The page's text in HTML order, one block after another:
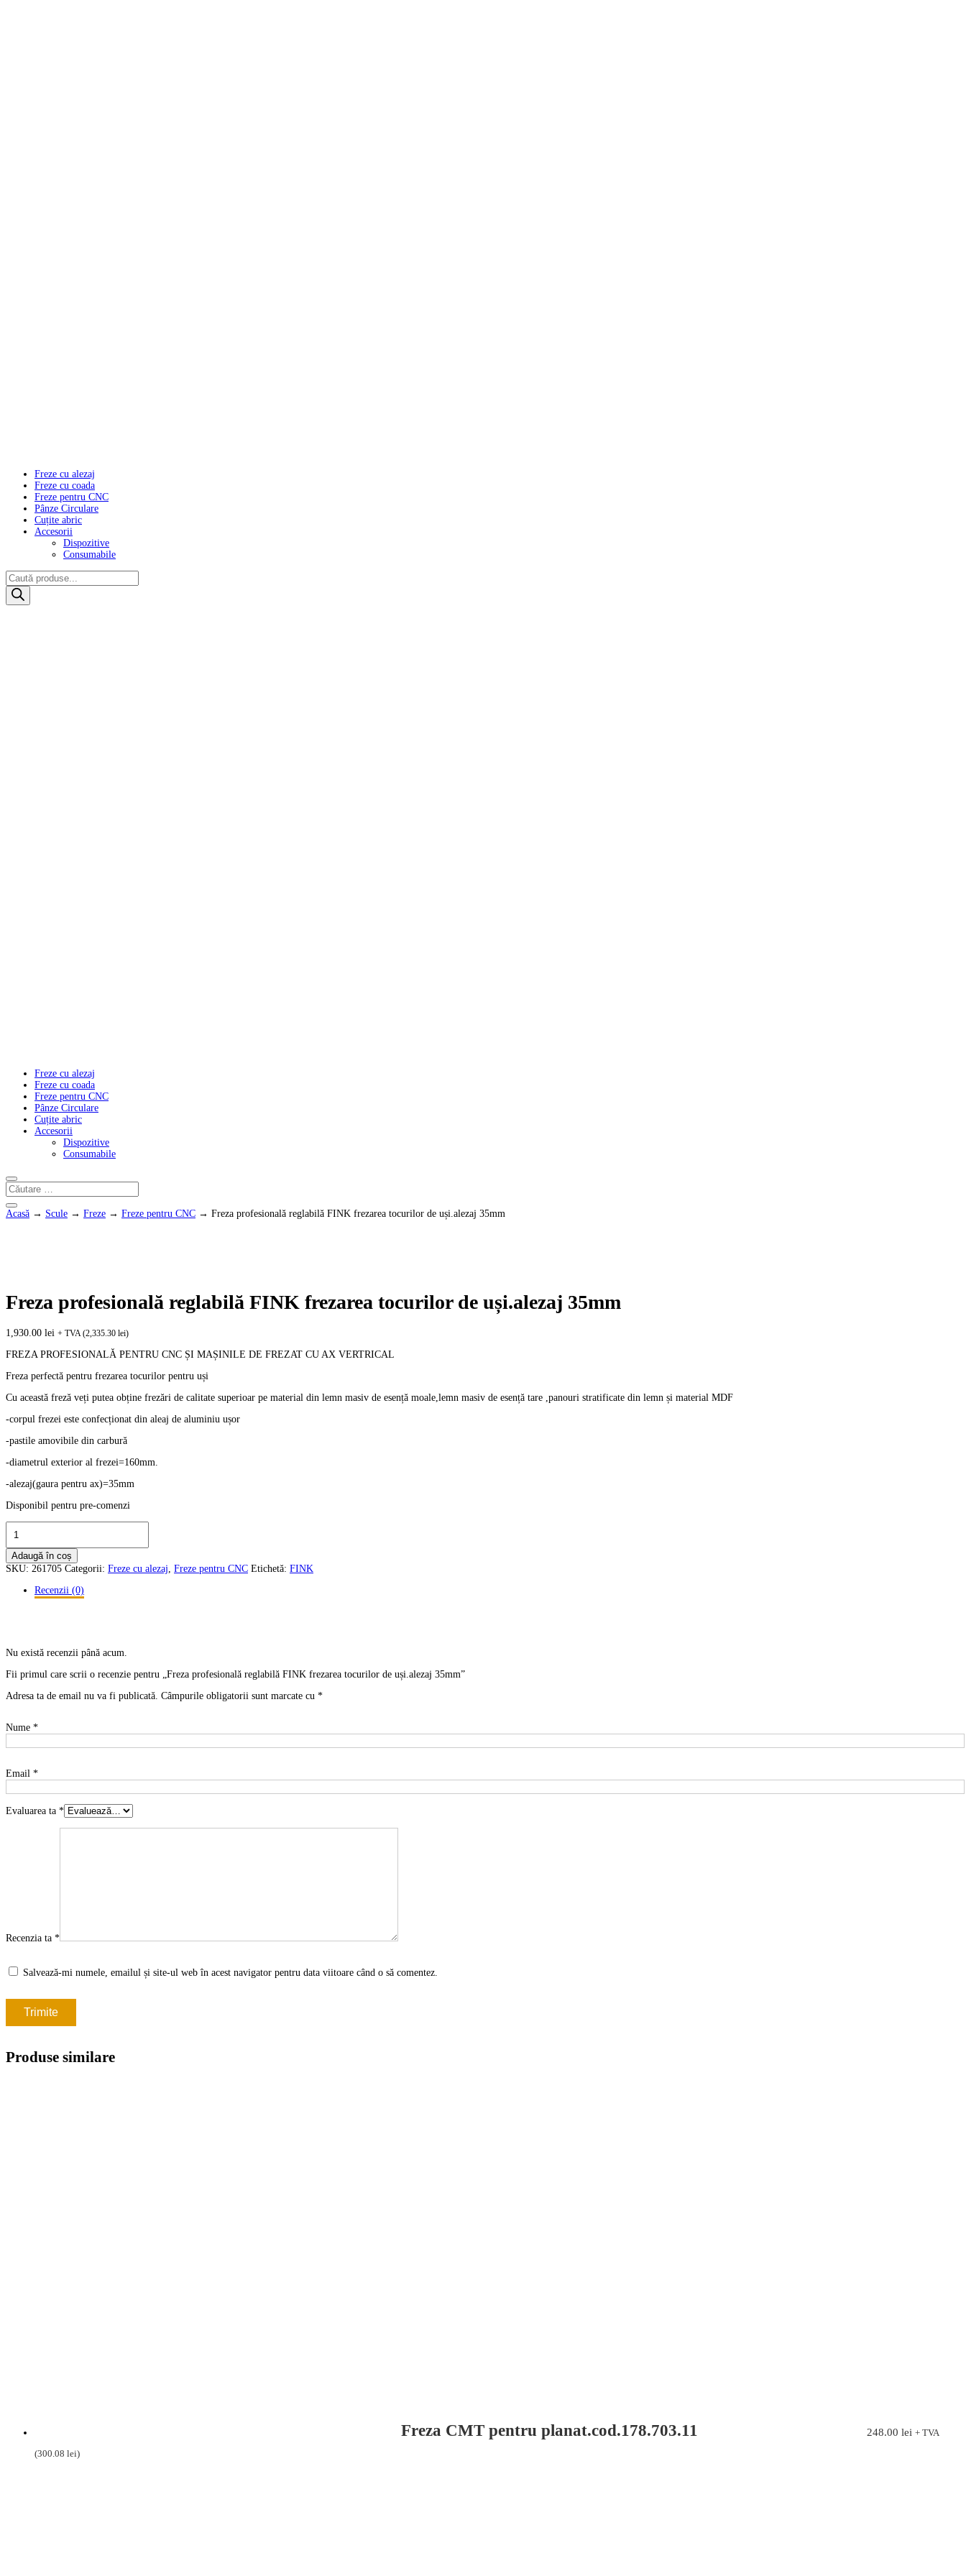
Freze cu alezaj
Freze cu coada
Freze pentru CNC
Pânze Circulare
Cuțite abric
Accesorii
Dispozitive
Consumabile
Products
search
Freze cu alezaj
Freze cu coada
Freze pentru CNC
Pânze Circulare
Cuțite abric
Accesorii
Dispozitive
Consumabile
Acasă → Scule → Freze → Freze pentru CNC → Freza profesională reglabilă FINK frezarea tocurilor de uși.alezaj 35mm
Freza profesională reglabilă FINK frezarea tocurilor de uși.alezaj 35mm
1,930.00 lei + TVA (2,335.30 lei)
FREZA PROFESIONALĂ PENTRU CNC ȘI MAȘINILE DE FREZAT CU AX VERTRICAL
Freza perfectă pentru frezarea tocurilor pentru uși
Cu această freză veți putea obține frezări de calitate superioar pe material din lemn masiv de esență moale,lemn masiv de esență tare ,panouri stratificate din lemn și material MDF
-corpul frezei este confecționat din aleaj de aluminiu ușor
-pastile amovibile din carbură
-diametrul exterior al frezei=160mm.
-alezaj(gaura pentru ax)=35mm
Disponibil pentru pre-comenzi
Cantitate
Freza
profesională
reglabilă
FINK
tocurilor
Adaugă în coș
SKU: 261705 Categorii: Freze cu alezaj Freze pentru CNC Etichetă: FINK
Recenzii (0)
Nu există recenzii până acum.
Fii primul care scrii o recenzie pentru „Freza profesională reglabilă FINK frezarea tocurilor de uși.alezaj 35mm”
Adresa ta de email nu va fi publicată. Câmpurile obligatorii sunt marcate cu *
Evaluarea ta *
Recenzia ta *
Nume *
Email *
Salvează-mi numele, emailul și site-ul web în acest navigator pentru data viitoare când o să comentez.
Produse similare
Freza CMT pentru planat.cod.178.703.11 248.00 lei + TVA
(300.08 lei)